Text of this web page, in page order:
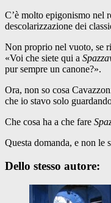
C’è molto epigonismo nel
descolarizzazione dei
Non proprio nel vuoto, se
«Voi che siete qui a
pur sempre un canone?».
Ora, non so cosa
che io stavo solo
Che cosa ha a che fare
Questa domanda, e non le
Dello stesso autore: